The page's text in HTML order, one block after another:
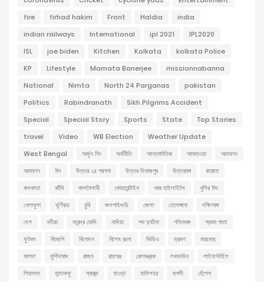
fire
firhad hakim Front Haldia
india
indian railways
International ipl 2021
IPL2020
ISL
joe biden Kitchen Kolkata
kolkata Police
KP
Lifestyle Mamata Banerjee
missionnabanna
National
Nimta North 24 Parganas
pakistan
Politics
Rabindranath
Sikh Pilgrims Accident
Special
Special Story Sports State
Top Stories
travel
Video WB Election
Weather Update
West Bengal
অর্জুন সিং অর্থনীতি আন্তর্জাতিক আবহাওয়া
আমফান
আম্ফান
ঈদ উত্তর ২৪ পরগনা উত্তর দিনাজপুর উত্তরবঙ্গ
করোনা
কলকাতা
কাঁথি কালবৈশাখী কোয়ারেন্টাইন খবর হাইলাইটস
খুশির ঈদ
খেলাধুলা
ঘূর্ণিঝড় চুরি জলপাইগুড়ি জেলা তেলেঙ্গানা
দক্ষিণবঙ্গ
দেশ
নদীয়া নরেন্দ্র মোদি নাদিয়া পথ দুর্ঘটনা পশ্চিমবঙ্গ
প্রথম পাতা
ফুটবল
বিজেপি বিনোদন বিশেষ রচনা ভিডিও ভ্রমণ
মারধোর
মালদা
মুর্শিদাবাদ রাজ্য রায়গঞ্জ রেলমন্ত্রক লকডাউন
লাইফস্টাইল
শিয়ালদা
সান্দাকফু স্বাস্থ্য হাওড়া হালিশহর হুগলী হেঁশেল